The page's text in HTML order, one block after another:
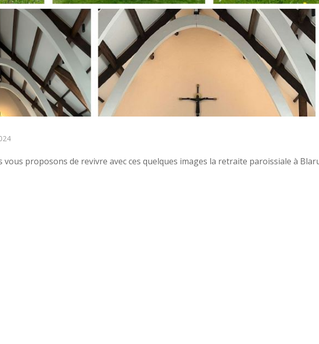
vous proposons de revivre avec ces quelques images la retraite paroissiale à